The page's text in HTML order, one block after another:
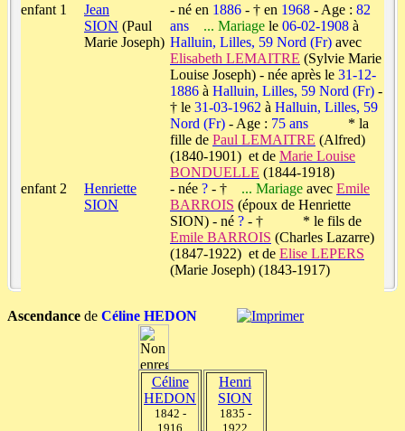
enfant 1
Jean
SION (Paul
Marie Joseph)
- né en 1886 - † en 1968 - Age : 82
ans
... Mariage le 06-02-1908 à
Halluin, Lilles, 59 Nord (Fr) avec
Elisabeth LEMAITRE (Sylvie Marie
Louise Joseph) - née après le 31-12-
1886 à Halluin, Lilles, 59 Nord (Fr) -
† le 31-03-1962 à Halluin, Lilles, 59
Nord (Fr) - Age : 75 ans
* la
fille de Paul LEMAITRE (Alfred)
(1840-1901) et de Marie Louise
BONDUELLE (1844-1918)
enfant 2
Henriette
SION
- née ? - † ... Mariage avec Emile
BARROIS (époux de Henriette
SION) - né ? - † * le fils de
Emile BARROIS (Charles Lazarre)
(1847-1922) et de Elise LEPERS
(Marie Joseph) (1843-1917)
Ascendance de Céline HEDON
Céline
HEDON
1842 -
1916
Henri
SION
1835 -
1922